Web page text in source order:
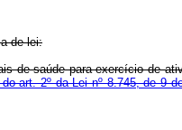
de lei:
de saúde para exercício de
art. 2º da Lei nº 8.745, de 9